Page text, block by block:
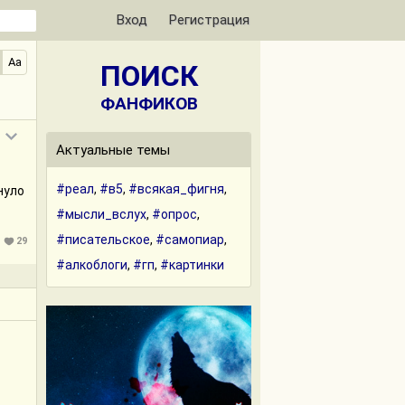
Вход Регистрация
Aa
29
ПОИСК
ФАНФИКОВ
Актуальные темы
#реал, #в5, #всякая_фигня,
#мысли_вслух, #опрос,
#писательское, #самопиар,
#алкоблоги, #гп, #картинки